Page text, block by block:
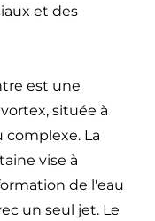
et des
est une
située à
complexe. La
vise à
de l'eau
un seul jet. Le